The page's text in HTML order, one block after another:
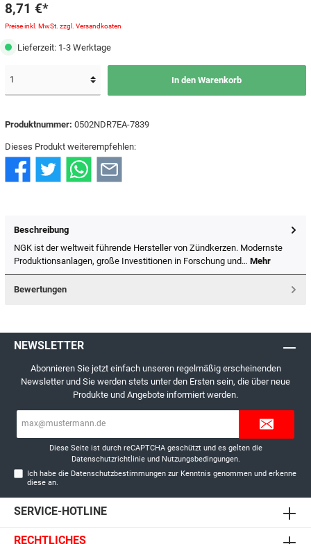
8,71 €*
Preise inkl. MwSt. zzgl. Versandkosten
Lieferzeit: 1-3 Werktage
In den Warenkorb
Produktnummer: 0502NDR7EA-7839
Dieses Produkt weiterempfehlen:
Beschreibung
NGK ist der weltweit führende Hersteller von Zündkerzen. Modernste
Produktionsanlagen, große Investitionen in Forschung und… Mehr
Bewertungen
NEWSLETTER
Abonnieren Sie jetzt einfach unseren regelmäßig erscheinenden
Newsletter und Sie werden stets unter den Ersten sein, die über neue
Produkte und Angebote informiert werden.
Diese Seite ist durch reCAPTCHA geschützt und es gelten die
Datenschutzrichtlinieund Nutzungsbedingungen.
Ich habe die Datenschutzbestimmungen zur Kenntnis genommen und erkenne
diese an.
SERVICE-HOTLINE
RECHTLICHES